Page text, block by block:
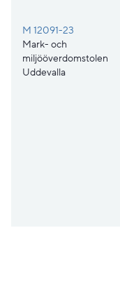
M 12091-23
Mark- och
miljööverdomstolen
Uddevalla